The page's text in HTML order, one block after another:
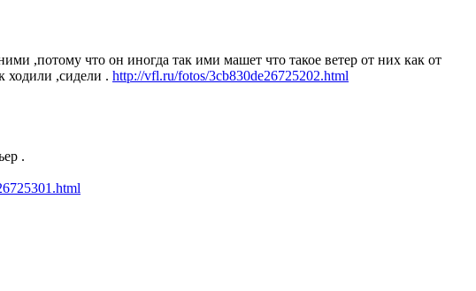
,потому что он иногда так ими машет что такое ветер от них как от
ходили ,сидели . http://vfl.ru/fotos/3cb830de26725202.html
.